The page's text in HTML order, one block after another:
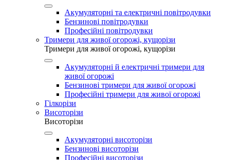
Акумуляторні та електричні повітродувки
Бензинові повітродувки
Професійні повітродувки
Тримери для живої огорожі, кущорізи
Тримери для живої огорожі, кущорізи
Акумуляторні й електричні тримери для
живої огорожі
Бензинові тримери для живої огорожі
Професійні тримери для живої огорожі
Гілкорізи
Висоторізи
Висоторізи
Акумуляторні висоторізи
Бензинові висоторізи
Професійні висоторізи